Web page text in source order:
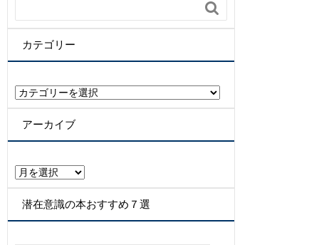

カテゴリー
カ
テ
ゴ
リ
アーカイブ
ア
ー
カ
イ
潜在意識の本おすすめ７選